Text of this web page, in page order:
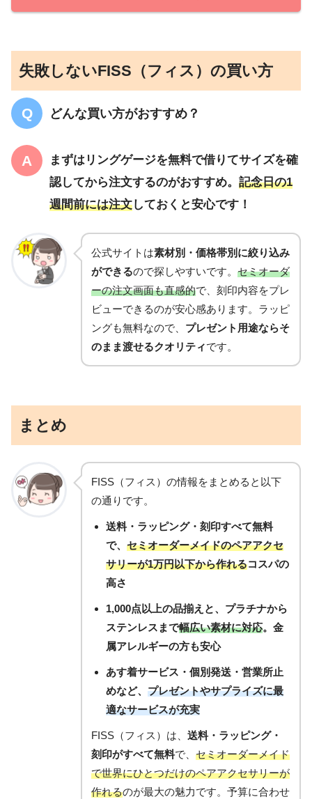
失敗しないFISS（フィス）の買い方
どんな買い方がおすすめ？
まずは リングゲージを無料で借りてサイズを確
認してから注文するのがおすすめ。 記念日の1
週間前には注文しておくと安心です！
公式サイトは素材別・価格帯別に絞り込み
ができるので探しやすいです。 セミオーダ
ーの注文画面も直感的で、刻印内容をプレ
ビューできるのが安心感あります。ラッピ
ングも無料なので、 プレゼント用途ならそ
のまま渡せるクオリティです。
まとめ
FISS（フィス）の情報をまとめると以下
の通りです。
送料・ラッピング・刻印すべて無料
で、セミオーダーメイドのペアアクセ
サリーが1万円以下から作れるコスパの
高さ
1,000点以上の品揃え と、プラチナから
ステンレスまで幅広い素材に対応。金
属アレルギーの方も安心
あす着サービス・個別発送・営業所止
めなど、プレゼントやサプライズに最
適なサービスが充実
FISS（フィス）は、 送料・ラッピング・
刻印がすべて無料で、 セミオーダーメイド
で世界にひとつだけのペアアクセサリーが
作れるのが最大の魅力です。予算に合わせ